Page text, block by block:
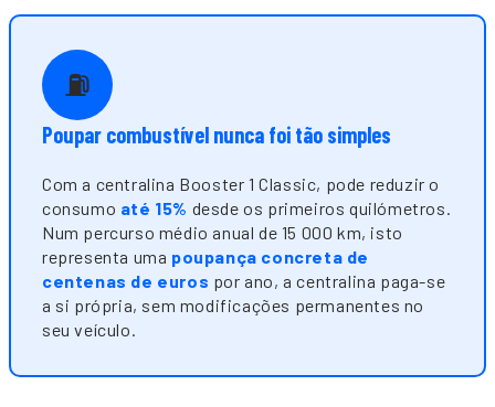
⛽
Poupar combustível nunca foi tão simples
Com a centralina Booster 1 Classic, pode reduzir o
consumo até 15% desde os primeiros quilómetros.
Num percurso médio anual de 15 000 km, isto
representa uma poupança concreta de
centenas de euros por ano, a centralina paga-se
a si própria, sem modificações permanentes no
seu veículo.